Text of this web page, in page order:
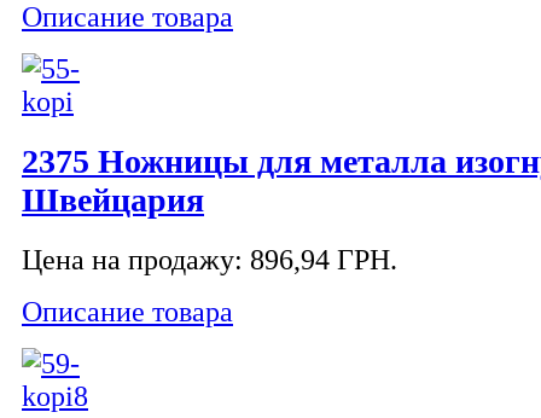
Описание товара
2375 Ножницы для металла
Швейцария
Цена на продажу: 896,94 ГРН.
Описание товара